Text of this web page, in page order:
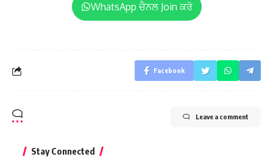
WhatsApp ਚੈਨਲ Join ਕਰੋ
Facebook
Leave a comment
Stay Connected